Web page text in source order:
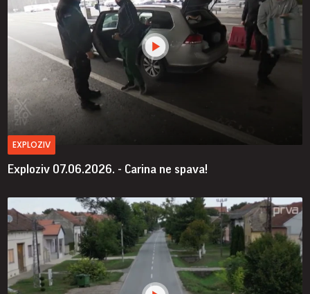
EXPLOZIV
Exploziv 07.06.2026. - Carina ne spava!